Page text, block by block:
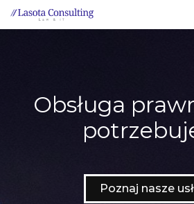
Obsługa
Poznaj nasze